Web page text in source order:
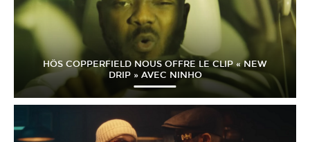
HÖS COPPERFIELD NOUS OFFRE LE CLIP « NEW
DRIP » AVEC NINHO